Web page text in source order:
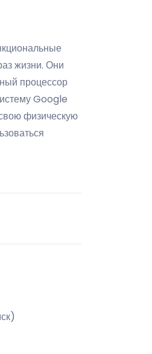
жизни. Они
процессор
Google
физическую